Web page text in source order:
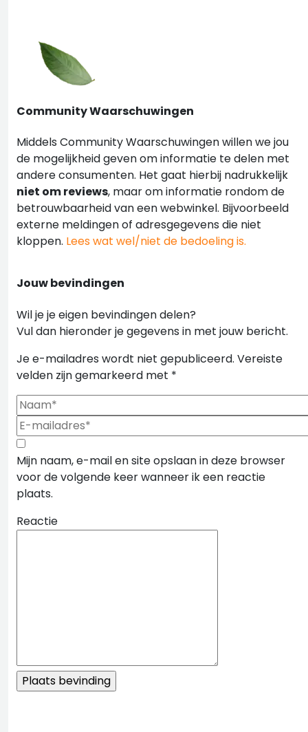
Community Waarschuwingen
Middels Community Waarschuwingen willen we jou
de mogelijkheid geven om informatie te delen met
andere consumenten. Het gaat hierbij nadrukkelijk
niet om reviews, maar om informatie rondom de
betrouwbaarheid van een webwinkel. Bijvoorbeeld
externe meldingen of adresgegevens die niet
kloppen. Lees wat wel/niet de bedoeling is.
Jouw bevindingen
Wil je je eigen bevindingen delen?
Vul dan hieronder je gegevens in met jouw bericht.
Je e-mailadres wordt niet gepubliceerd. Vereiste
velden zijn gemarkeerd met *
Mijn naam, e-mail en site opslaan in deze browser
voor de volgende keer wanneer ik een reactie
plaats.
Reactie